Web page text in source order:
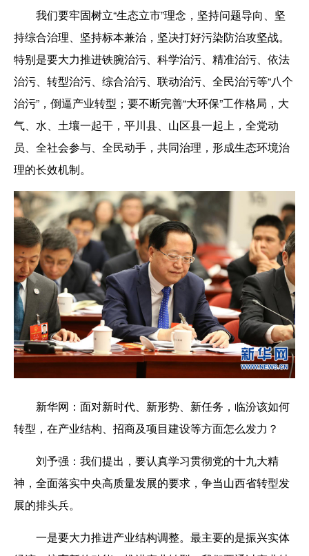
我们要牢固树立“生态立市”理念，坚持问题导向、坚
持综合治理、坚持标本兼治，坚决打好污染防治攻坚战。
特别是要大力推进铁腕治污、科学治污、精准治污、依法
治污、转型治污、综合治污、联动治污、全民治污等“八个
治污”，倒逼产业转型；要不断完善“大环保”工作格局，大
气、水、土壤一起干，平川县、山区县一起上，全党动
员、全社会参与、全民动手，共同治理，形成生态环境治
理的长效机制。
新华网： 面对新时代、新形势、新任务，临汾该如何
转型，在产业结构、招商及项目建设等方面怎么发力？
刘予强： 我们提出，要认真学习贯彻党的十九大精
神，全面落实中央高质量发展的要求，争当山西省转型发
展的排头兵。
一是要大力推进产业结构调整。 最主要的是振兴实体